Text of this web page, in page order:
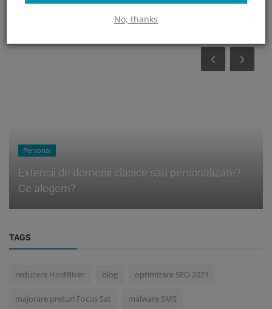
No, thanks
Personal
Extensii de domenii clasice sau personalizate?
Ce alegem?
TAGS
reducere HostRiver blog optimizare SEO 2021
majorare preturi Focus Sat malware SMS